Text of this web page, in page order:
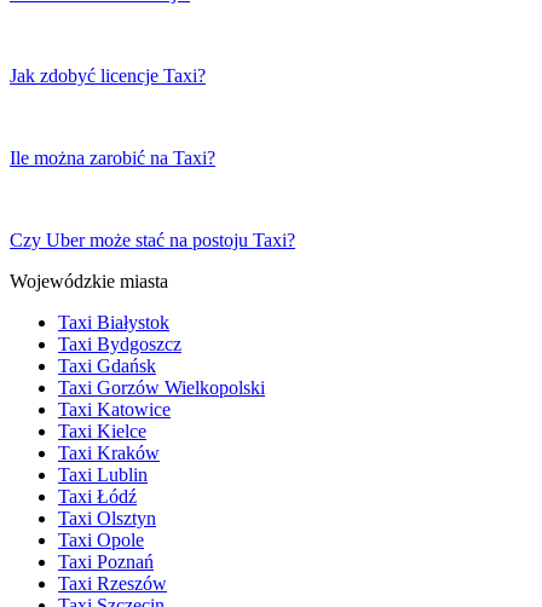
Jak zdobyć licencje Taxi?
Ile można zarobić na Taxi?
Czy Uber może stać na postoju Taxi?
Wojewódzkie miasta
Taxi Białystok
Taxi Bydgoszcz
Taxi Gdańsk
Taxi Gorzów Wielkopolski
Taxi Katowice
Taxi Kielce
Taxi Kraków
Taxi Lublin
Taxi Łódź
Taxi Olsztyn
Taxi Opole
Taxi Poznań
Taxi Rzeszów